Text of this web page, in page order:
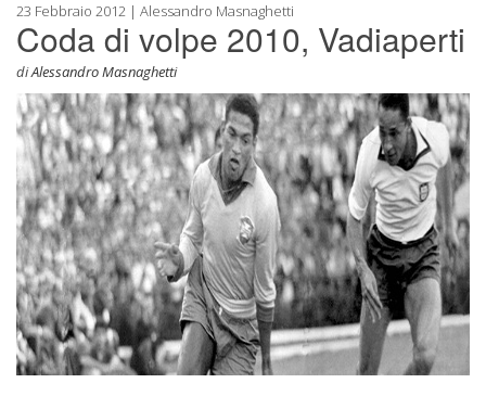
23 Febbraio 2012 | Alessandro Masnaghetti
Coda di volpe 2010, Vadiaperti
diAlessandro Masnaghetti